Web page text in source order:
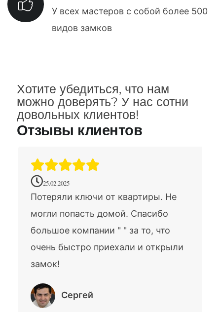
У всех мастеров с собой более 500
видов замков
Хотите убедиться, что нам
можно доверять? У нас сотни
довольных клиентов!
Отзывы клиентов
25.02.2025
Потеряли ключи от квартиры. Не
могли попасть домой. Спасибо
большое компании " " за то, что
очень быстро приехали и открыли
замок!
Сергей